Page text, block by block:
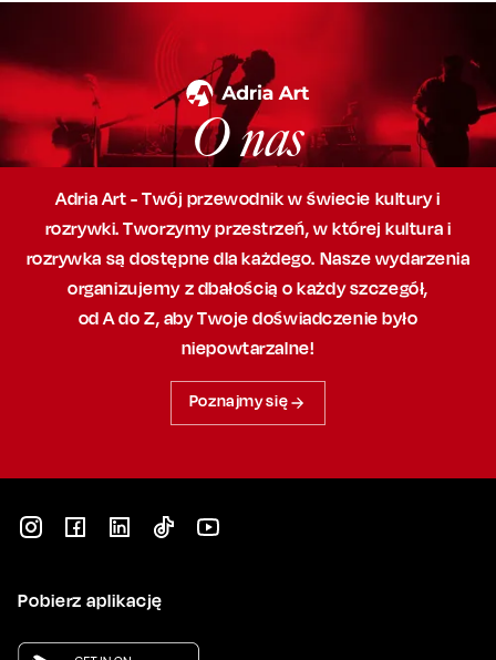
O nas
Adria Art - Twój przewodnik w świecie kultury i
rozrywki. Tworzymy przestrzeń,w której kultura i
rozrywka są dostępne dla każdego. Nasze wydarzenia
organizujemy z dbałością o każdy szczegół,
od A do Z, abyTwoje doświadczenie było
niepowtarzalne!
Poznajmy się
Pobierz aplikację